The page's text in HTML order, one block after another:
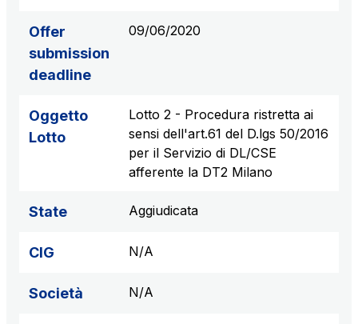
Offer
submission
deadline
09/06/2020
Oggetto
Lotto
Lotto 2 - Procedura ristretta ai
sensi dell'art.61 del D.lgs 50/2016
per il Servizio di DL/CSE
afferente la DT2 Milano
State Aggiudicata
CIG N/A
Società N/A